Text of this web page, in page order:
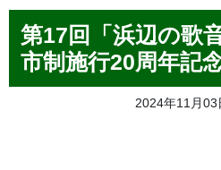
第17回「浜辺の歌
市制施行20周年記念
2024年11月03